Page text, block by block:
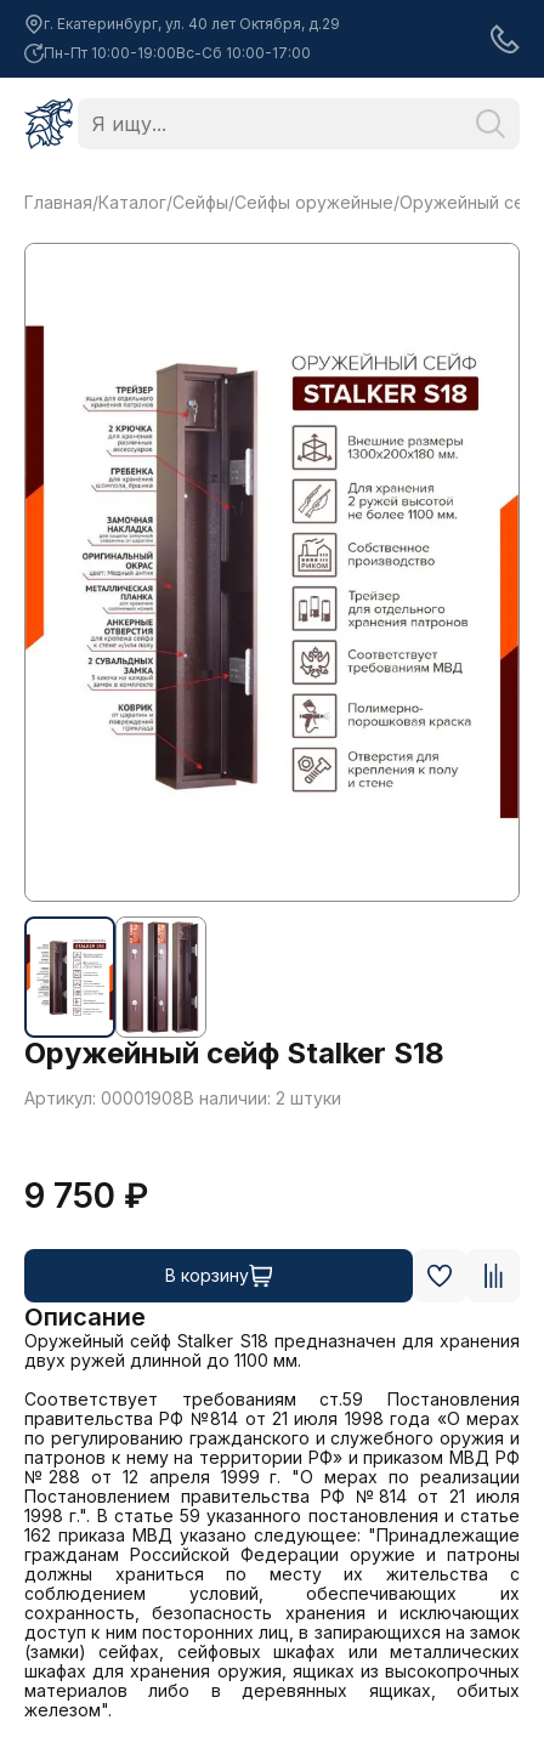
г. Екатеринбург, ул. 40 лет Октября, д.29
Пн-Пт 10:00-19:00Вс-Сб 10:00-17:00
Главная/Каталог/Сейфы/Сейфы оружейные/Оружейный
Оружейный сейф Stalker S18
Артикул: 00001908В наличии: 2 штуки
9 750 ₽
В корзину
Описание
Оружейный сейф Stalker S18 предназначен для хранения
двух ружей длинной до 1100 мм.
Соответствует требованиям ст.59 Постановления
правительства РФ №814 от 21 июля 1998 года «О мерах
по регулированию гражданского и служебного оружия и
патронов к нему на территории РФ» и приказом МВД РФ
№288 от 12 апреля 1999 г. "О мерах по реализации
Постановлением правительства РФ №814 от 21 июля
1998 г.". В статье 59 указанного постановления и статье
162 приказа МВД указано следующее: "Принадлежащие
гражданам Российской Федерации оружие и патроны
должны храниться по месту их жительства с
соблюдением условий, обеспечивающих их
сохранность, безопасность хранения и исключающих
доступ к ним посторонних лиц, в запирающихся на замок
(замки) сейфах, сейфовых шкафах или металлических
шкафах для хранения оружия, ящиках из высокопрочных
материалов либо в деревянных ящиках, обитых
железом".